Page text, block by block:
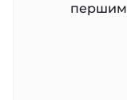
першим